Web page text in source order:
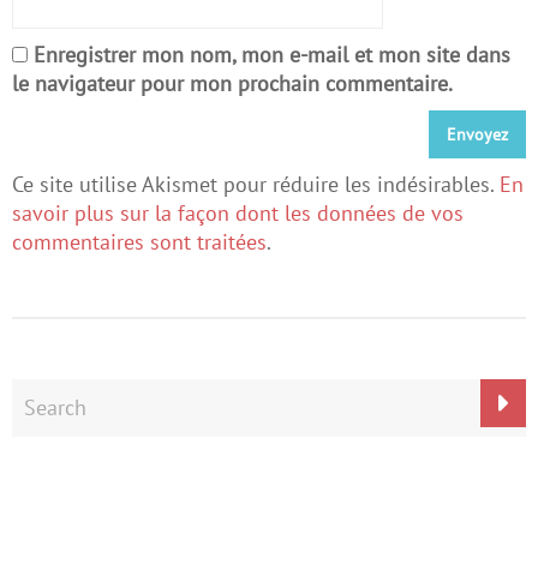
Enregistrer mon nom, mon e-mail et mon site dans
le navigateur pour mon prochain commentaire.
Ce site utilise Akismet pour réduire les indésirables. En
savoir plus sur la façon dont les données de vos
commentaires sont traitées.